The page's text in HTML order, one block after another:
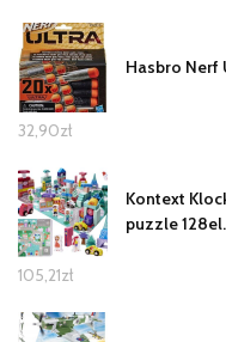
Hasbro Nerf
32,90zł
Kontext
puzzle 128el.
105,21zł